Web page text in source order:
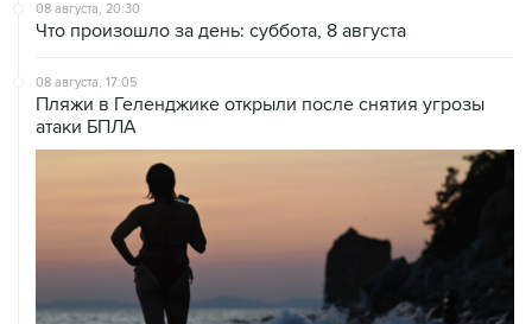
08 августа, 20:30
Что произошло за день: суббота, 8 августа
08 августа, 17:05
Пляжи в Геленджике открыли после снятия угрозы
атаки БПЛА